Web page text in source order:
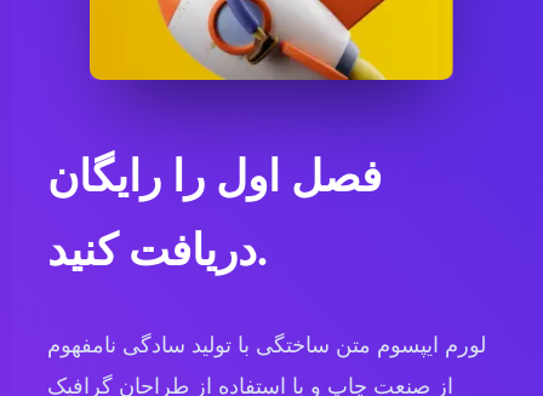
فصل اول را رایگان
دریافت کنید.
لورم ایپسوم متن ساختگی با تولید سادگی نامفهوم
از صنعت چاپ و با استفاده از طراحان گرافیک